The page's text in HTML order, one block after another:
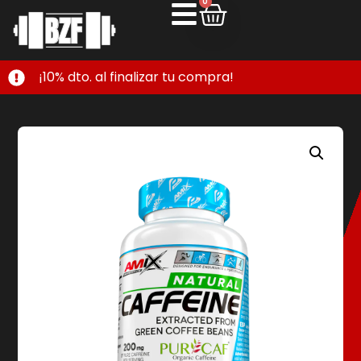
¡10% dto. al finalizar tu compra!